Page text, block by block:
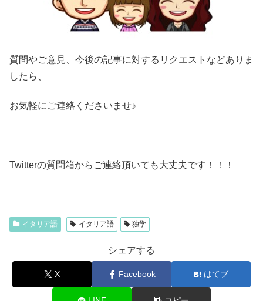
質問やご意見、今後の記事に対するリクエストなどありま
したら、
お気軽にご連絡くださいませ♪
Twitterの質問箱からご連絡頂いても大丈夫です！！！
イタリア語 イタリア語 独学
シェアする
X Facebook はてブ